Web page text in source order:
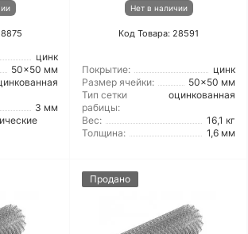
цинк
50x50 мм
3 мм
Нет в наличии
Код Товара: 28591
Покрытие:
цинк
Размер ячейки:
50x50 мм
Тип сетки
рабицы:
оцинкованная
Вес:
16,1 кг
Толщина:
1,6 мм
Продано